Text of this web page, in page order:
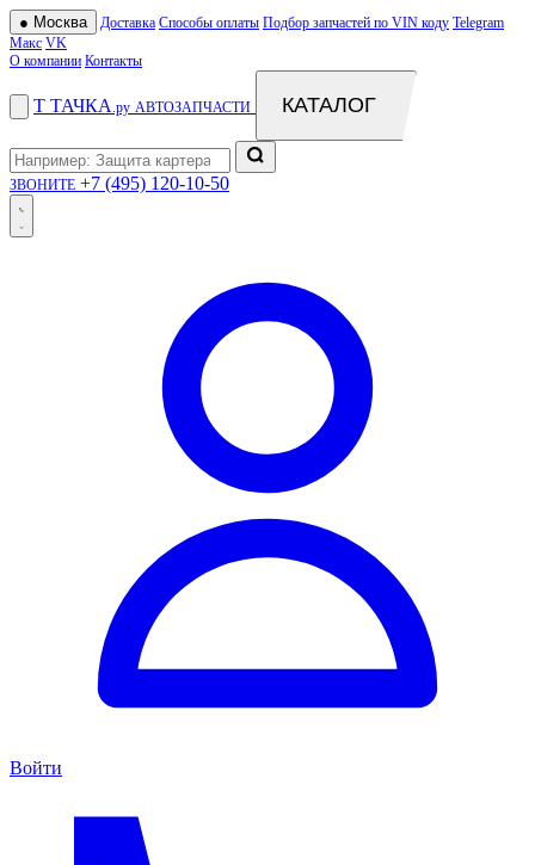
● Москва Доставка Способы оплаты Подбор запчастей по VIN коду Telegram
Макс VK
О компании Контакты
Т ТАЧКА .ру АВТОЗАПЧАСТИ КАТАЛОГ
ЗВОНИТЕ +7 (495) 120-10-50
Войти